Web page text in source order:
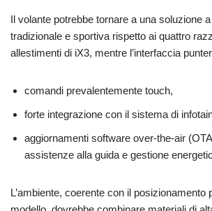
Il volante potrebbe tornare a una soluzione
tradizionale e sportiva rispetto ai quattro
allestimenti di iX3, mentre l’interfaccia
comandi prevalentemente touch,
forte integrazione con il sistema di
aggiornamenti software over-the-air
assistenze alla guida e gestione
L’ambiente, coerente con il posizionamento